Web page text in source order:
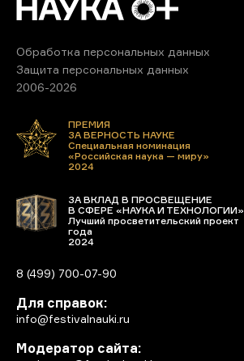
Обработка персональных данных
Защита персональных данных
2006-2026
ПРЕМИЯ
ЗА ВЕРНОСТЬ НАУКЕ
Специальная номинация
«Российская наука — миру»
2024
ЗА ВКЛАД В ПРОСВЕЩЕНИЕ
В СФЕРЕ «НАУКА И ТЕХНОЛОГИИ»
Лучший просветительский проект
года
2024
8 (499) 700-07-90
Для справок:
info@festivalnauki.ru
Модератор сайта: